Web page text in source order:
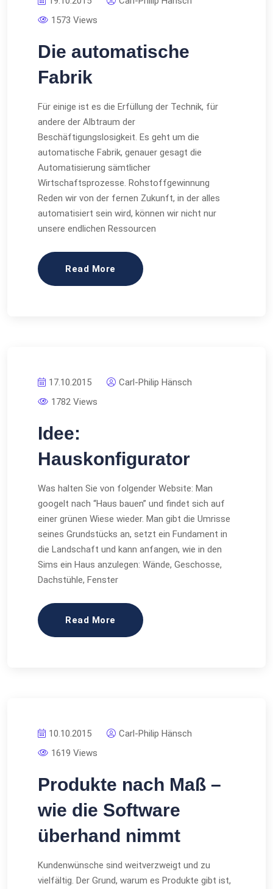
1573 Views
Die automatische
Fabrik
Für einige ist es die Erfüllung der Technik, für
andere der Albtraum der
Beschäftigungslosigkeit. Es geht um die
automatische Fabrik, genauer gesagt die
Automatisierung sämtlicher
Wirtschaftsprozesse. Rohstoffgewinnung
Reden wir von der fernen Zukunft, in der alles
automatisiert sein wird, können wir nicht nur
unsere endlichen Ressourcen
Read More
17.10.2015
Carl-Philip Hänsch
1782 Views
Idee:
Hauskonfigurator
Was halten Sie von folgender Website: Man
googelt nach “Haus bauen” und findet sich auf
einer grünen Wiese wieder. Man gibt die Umrisse
seines Grundstücks an, setzt ein Fundament in
die Landschaft und kann anfangen, wie in den
Sims ein Haus anzulegen: Wände, Geschosse,
Dachstühle, Fenster
Read More
10.10.2015
Carl-Philip Hänsch
1619 Views
Produkte nach Maß –
wie die Software
überhand nimmt
Kundenwünsche sind weitverzweigt und zu
vielfältig. Der Grund, warum es Produkte gibt ist,